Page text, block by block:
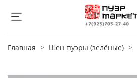
Главная Шен пуэры (зелёные)